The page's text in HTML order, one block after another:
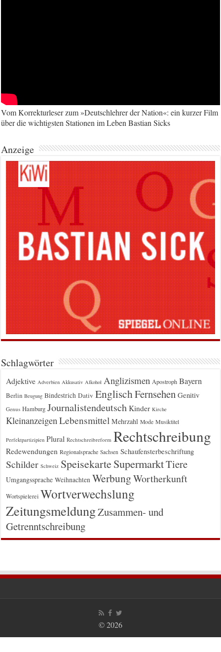
Vom Korrekturleser zum »Deutschlehrer der Nation«: ein kurzer Film
über die wichtigsten Stationen im Leben Bastian Sicks
Anzeige
Schlagwörter
Adjektive Adverbien Akkusativ Alkohol Anglizismen Apostroph Bayern
Berlin Beugung Bindestrich Dativ EnglischFernsehen Genitiv
Genus Hamburg Journalistendeutsch Kinder Kirche
Kleinanzeigen Lebensmittel Mehrzahl Mode Musiktitel
Perfektpartizipien Plural Rechtschreibreform Rechtschreibung
Redewendungen Regionalsprache Sachsen Schaufensterbeschriftung
Schilder Schweiz Speisekarte SupermarktTiere
Umgangssprache Weihnachten WerbungWortherkunft
Wortspielerei Wortverwechslung
ZeitungsmeldungZusammen- und
Getrenntschreibung
© 2026